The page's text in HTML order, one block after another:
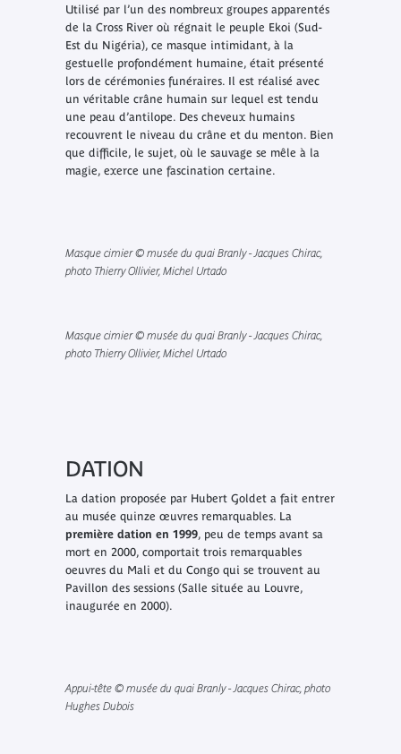
Utilisé par l’un des nombreux groupes apparentés
de la Cross River où régnait le peuple Ekoi (Sud-
Est du Nigéria), ce masque intimidant, à la
gestuelle profondément humaine, était présenté
lors de cérémonies funéraires. Il est réalisé avec
un véritable crâne humain sur lequel est tendu
une peau d’antilope. Des cheveux humains
recouvrent le niveau du crâne et du menton. Bien
que difficile, le sujet, où le sauvage se mêle à la
magie, exerce une fascination certaine.
Masque cimier © musée du quai Branly - Jacques Chirac,
photo Thierry Ollivier, Michel Urtado
Masque cimier © musée du quai Branly - Jacques Chirac,
photo Thierry Ollivier, Michel Urtado
DATION
La dation proposée par Hubert Goldet a fait entrer
au musée quinze œuvres remarquables. La
première dation en 1999, peu de temps avant sa
mort en 2000, comportait trois remarquables
oeuvres du Mali et du Congo qui se trouvent au
Pavillon des sessions (Salle située au Louvre,
inaugurée en 2000).
Appui-tête © musée du quai Branly - Jacques Chirac, photo
Hughes Dubois